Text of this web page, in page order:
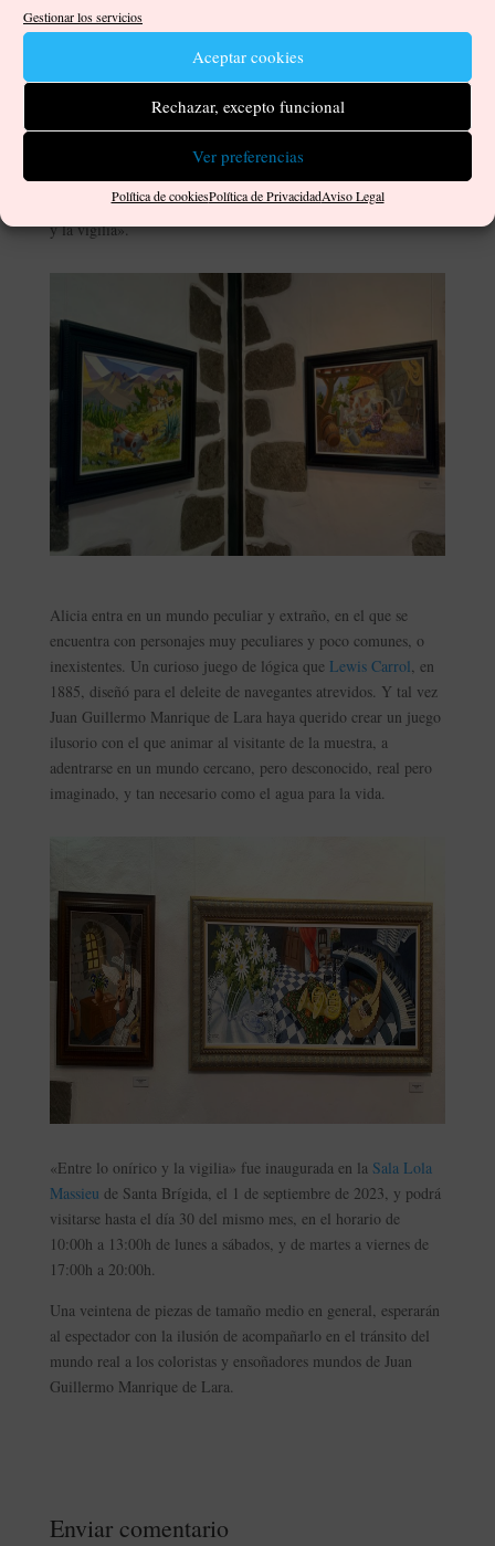
Gestionar los servicios
Aceptar cookies
Rechazar, excepto funcional
Ver preferencias
Política de cookiesPolítica de PrivacidadAviso Legal
en ese mundo de maravillas que comienza a abrirse ante sus
ojos. Quizá un mundo que nos recuerda la importancia de la
vida y el trabajo en el campo. Una realidad que ha pasado a
estar en un segundo plano y que no siempre se le da el lugar
que merece ni la importancia que realmente tiene este mundo
en nuestra vida cotidiana, y real. Tradición, religión y cultura
es una combinación que también pueden divisarse en los
horizontes del artista a través de sus óleos en «Entre lo onírico
y la vigilia».
Alicia entra en un mundo peculiar y extraño, en el que se
encuentra con personajes muy peculiares y poco comunes, o
inexistentes. Un curioso juego de lógica que Lewis Carrol, en
1885, diseñó para el deleite de navegantes atrevidos. Y tal vez
Juan Guillermo Manrique de Lara haya querido crear un juego
ilusorio con el que animar al visitante de la muestra, a
adentrarse en un mundo cercano, pero desconocido, real pero
imaginado, y tan necesario como el agua para la vida.
«Entre lo onírico y la vigilia» fue inaugurada en la Sala Lola
Massieu de Santa Brígida, el 1 de septiembre de 2023, y podrá
visitarse hasta el día 30 del mismo mes, en el horario de
10:00h a 13:00h de lunes a sábados, y de martes a viernes de
17:00h a 20:00h.
Una veintena de piezas de tamaño medio en general, esperarán
al espectador con la ilusión de acompañarlo en el tránsito del
mundo real a los coloristas y ensoñadores mundos de Juan
Guillermo Manrique de Lara.
Enviar comentario